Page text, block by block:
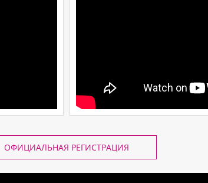
ОФИЦИАЛЬНАЯ РЕГИСТРАЦИЯ